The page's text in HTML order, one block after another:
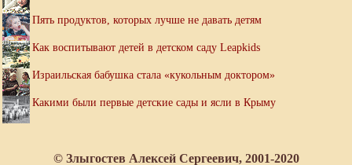
Пять продуктов, которых лучше не давать детям
Как воспитывают детей в детском саду Leapkids
Израильская бабушка стала «кукольным доктором»
Какими были первые детские сады и ясли в Крыму
© Злыгостев Алексей Сергеевич, 2001-2020